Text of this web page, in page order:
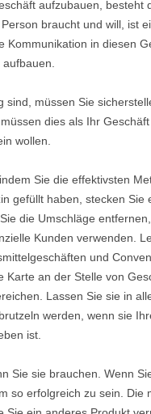
aufzubauen, besteht
braucht und will, ist
in diesen
müssen Sie
dies als Ihr
wollen.
Sie die effektivsten
gefüllt haben, stecken Sie
die Umschläge
Kunden verwenden.
und
an der Stelle von
Lassen Sie sie in
werden, wenn sie
ist.
Sie sie brauchen. Wenn
so erfolgreich zu sein. Die